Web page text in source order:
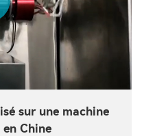
sur une machine
Chine